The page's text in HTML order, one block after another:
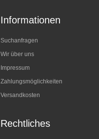
Informationen
Suchanfragen
Wir über uns
Impressum
Zahlungsmöglichkeiten
Versandkosten
Rechtliches